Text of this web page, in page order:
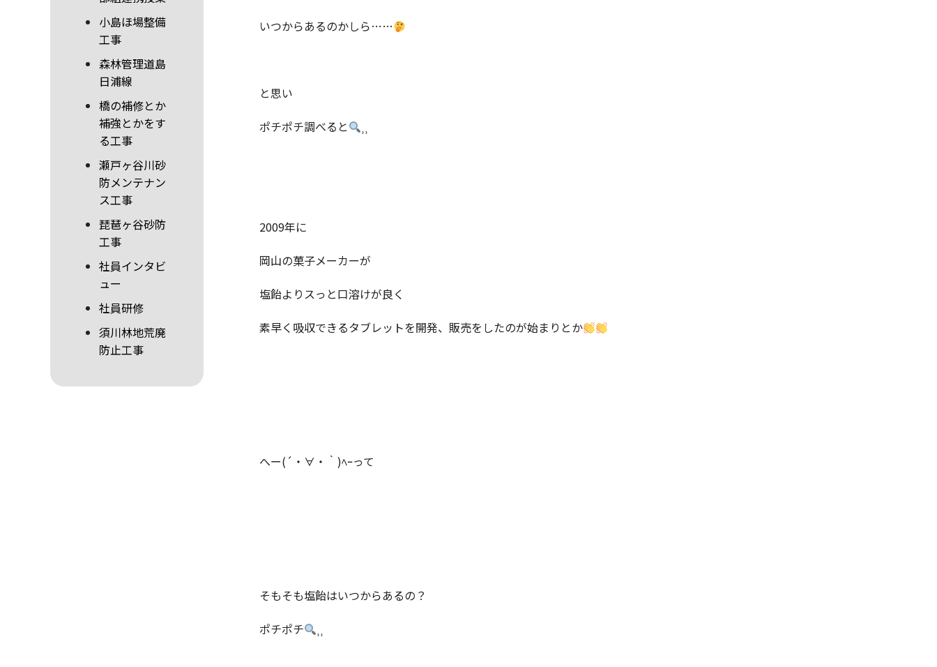
小島ほ場整備
工事
森林管理道島
日浦線
橋の補修とか
補強とかをす
る工事
瀬戸ヶ谷川砂
防メンテナン
ス工事
琵琶ヶ谷砂防
工事
社員インタビ
ュー
社員研修
須川林地荒廃
防止工事
いつからあるのかしら……
と思い
ポチポチ調べると
2009年に
岡山の菓子メーカーが
塩飴よりスっと口溶けが良く
素早く吸収できるタブレットを開発、販売をしたのが始まりとか
へー(´・∀・｀)ﾍｰって
そもそも塩飴はいつからあるの？
ポチポチ